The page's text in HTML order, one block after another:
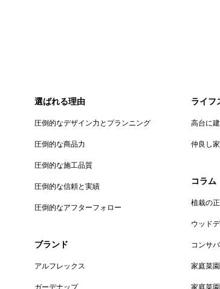
選ばれる理由
圧倒的なデザイン力とプランニング
圧倒的な商品力
圧倒的な施工品質
圧倒的な信頼と実績
圧倒的なアフターフォロー
ブランド
アルフレックス
ガーデナップ
ライフ
高台に
仲良し
コラム
植栽の
ウッド
コンサ
家庭菜
家庭菜